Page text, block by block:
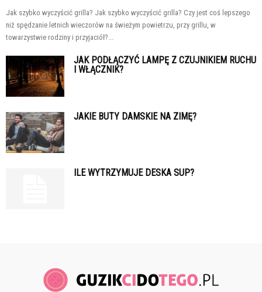
Jak szybko wyczyścić grilla? Jak szybko wyczyścić grilla? Czy jest coś lepszego
niż spędzanie letnich wieczorów na świeżym powietrzu, przy grillu, w
towarzystwie rodziny i przyjaciół?...
JAK PODŁĄCZYĆ LAMPĘ Z CZUJNIKIEM RUCHU
I WŁĄCZNIK?
JAKIE BUTY DAMSKIE NA ZIMĘ?
ILE WYTRZYMUJE DESKA SUP?